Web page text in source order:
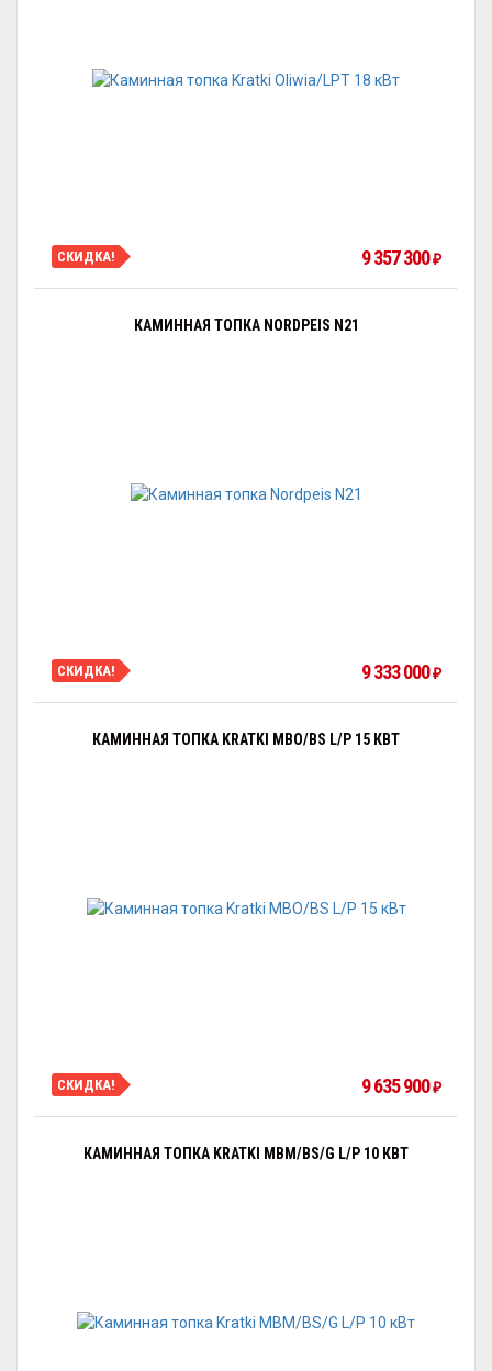
СКИДКА! 9 357 300₽
КАМИННАЯ ТОПКА NORDPEIS N21
СКИДКА! 9 333 000₽
КАМИННАЯ ТОПКА KRATKI MBO/BS L/P 15 КВТ
СКИДКА! 9 635 900₽
КАМИННАЯ ТОПКА KRATKI MBM/BS/G L/P 10 КВТ